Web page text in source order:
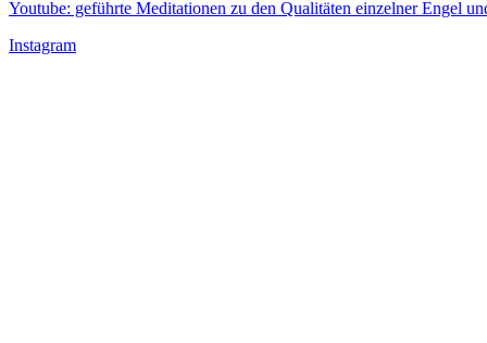
Youtube: geführte Meditationen zu den Qualitäten einzelner Engel
Instagram